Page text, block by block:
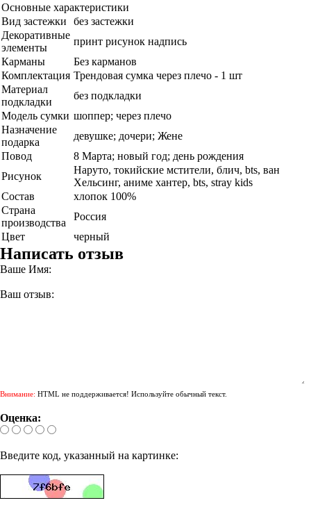
Основные характеристики
Вид застежки
без застежки
Декоративные
элементы
принт рисунок надпись
Карманы
Без карманов
Комплектация Трендовая сумка через плечо - 1 шт
Материал
подкладки
без подкладки
Модель сумки шоппер; через плечо
Назначение
подарка
девушке; дочери; Жене
Повод
8 Мaртa; новый год; день рождения
Рисунок
Наруто, токийские мстители, блич, bts, ван
Хельсинг, аниме хантер, bts, stray kids
Состав
хлопок 100%
Страна
производства
Россия
Цвет
черный
Написать отзыв
Ваше Имя:
Ваш отзыв:
Внимание: HTML не поддерживается! Используйте обычный текст.
Оценка:
Введите код, указанный на картинке: